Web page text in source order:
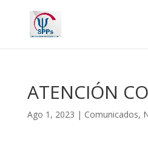
ATENCIÓN
Ago 1, 2023 | Comunicados,